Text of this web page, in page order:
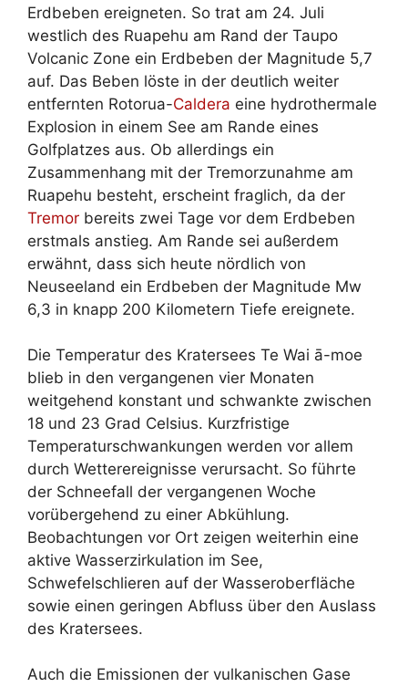
Erdbeben ereigneten. So trat am 24. Juli
westlich des Ruapehu am Rand der Taupo
Volcanic Zone ein Erdbeben der Magnitude 5,7
auf. Das Beben löste in der deutlich weiter
entfernten Rotorua-Caldera eine hydrothermale
Explosion in einem See am Rande eines
Golfplatzes aus. Ob allerdings ein
Zusammenhang mit der Tremorzunahme am
Ruapehu besteht, erscheint fraglich, da der
Tremor bereits zwei Tage vor dem Erdbeben
erstmals anstieg. Am Rande sei außerdem
erwähnt, dass sich heute nördlich von
Neuseeland ein Erdbeben der Magnitude Mw
6,3 in knapp 200 Kilometern Tiefe ereignete.
Die Temperatur des Kratersees Te Wai ā-moe
blieb in den vergangenen vier Monaten
weitgehend konstant und schwankte zwischen
18 und 23 Grad Celsius. Kurzfristige
Temperaturschwankungen werden vor allem
durch Wetterereignisse verursacht. So führte
der Schneefall der vergangenen Woche
vorübergehend zu einer Abkühlung.
Beobachtungen vor Ort zeigen weiterhin eine
aktive Wasserzirkulation im See,
Schwefelschlieren auf der Wasseroberfläche
sowie einen geringen Abfluss über den Auslass
des Kratersees.
Auch die Emissionen der vulkanischen Gase